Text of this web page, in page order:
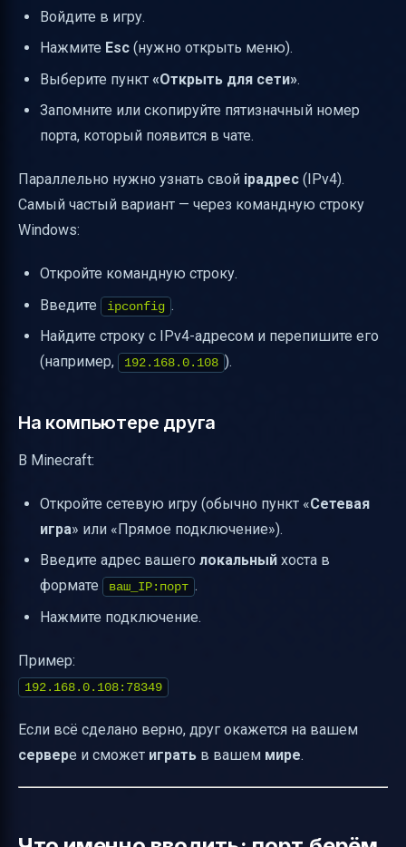
Войдите в игру.
Нажмите Esc (нужно открыть меню).
Выберите пункт «Открыть для сети».
Запомните или скопируйте пятизначный номер
порта, который появится в чате.
Параллельно нужно узнать свой ipадрес (IPv4).
Самый частый вариант — через командную строку
Windows:
Откройте командную строку.
Введите
ipconfig .
Найдите строку с IPv4-адресом и перепишите его
(например,
192.168.0.108 ).
На компьютере друга
В Minecraft:
Откройте сетевую игру (обычно пункт «Сетевая
игра» или «Прямое подключение»).
Введите адрес вашего локальный хоста в
формате
ваш_IP:порт .
Нажмите подключение.
Пример:
192.168.0.108:78349
Если всё сделано верно, друг окажется на вашем
сервере и сможет играть в вашем мире.